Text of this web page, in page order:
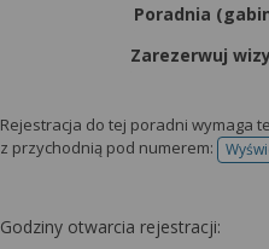
Poradnia
Zarezerwuj
Rejestracja do tej poradni wymaga
z przychodnią pod numerem:
Godziny otwarcia rejestracji: